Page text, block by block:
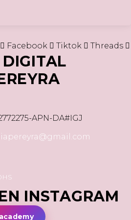
Facebook Tiktok Threads
APN-DA#IGJ
INSTAGRAM